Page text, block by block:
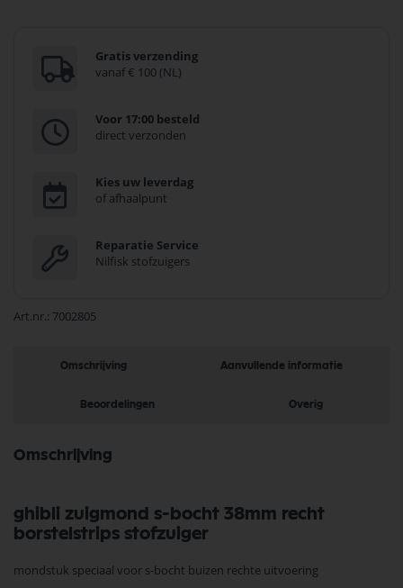
Gratis verzending
vanaf € 100 (NL)
Voor 17:00 besteld
direct verzonden
Kies uw leverdag
of afhaalpunt
Reparatie Service
Nilfisk stofzuigers
Art.nr. 7002805
Omschrijving Aanvullende informatie
Beoordelingen Overig
Omschrijving
ghibli zuigmond s-bocht 38mm recht
borstelstrips stofzuiger
mondstuk speciaal voor s-bocht buizen rechte uitvoering